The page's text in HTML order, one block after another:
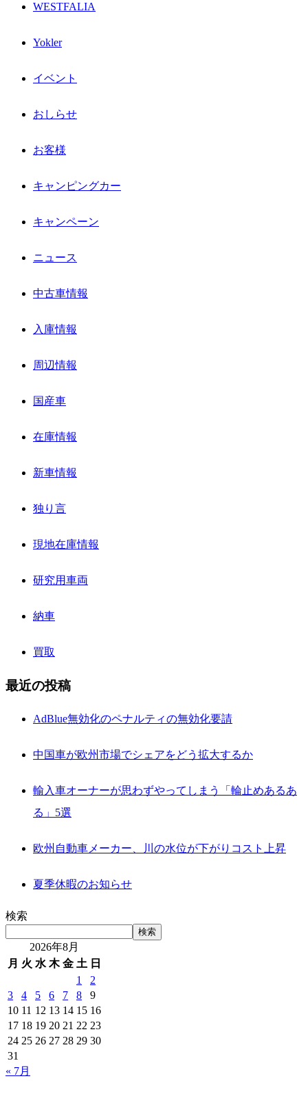
WESTFALIA
Yokler
イベント
おしらせ
お客様
キャンピングカー
キャンペーン
ニュース
中古車情報
入庫情報
周辺情報
国産車
在庫情報
新車情報
独り言
現地在庫情報
研究用車両
納車
買取
最近の投稿
AdBlue無効化のペナルティの無効化要請
中国車が欧州市場でシェアをどう拡大するか
輸入車オーナーが思わずやってしまう「輪止めあるあ
る」5選
欧州自動車メーカー、川の水位が下がりコスト上昇
夏季休暇のお知らせ
検索
検索
2026年8月
月 火 水 木 金 土 日
1
2
3
4 5 6 7 8
9
10 11 12 13 14 15 16
17 18 19 20 21 22 23
24 25 26 27 28 29 30
31
« 7月